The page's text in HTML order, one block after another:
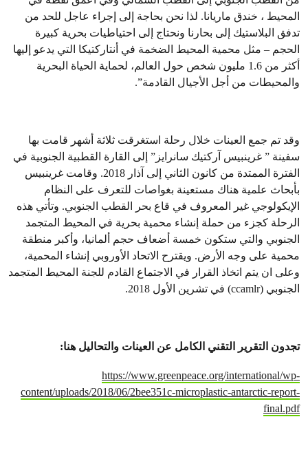
المحيط ، خندق ماريانا. لذا نحن بحاجة إلى إجراء عاجل للحد من
تدفق البلاستيك إلى بحارنا ونحتاج إلى احتياطيات بحرية كبيرة
الحجم – مثل محمية المحيط الضخمة في أنتاركتيكا التي يدعو إليها
أكثر من 1.6 مليون شخص حول العالم، لحماية الحياة البحرية
والمحيطات من أجل الأجيال القادمة”.
وقد تم جمع العينات خلال رحلة استغرقت ثلاثة أشهر قامت بها
سفينة ” غرينبيس آركتيك سانرايز” إلى القارة القطبية الجنوبية في
الفترة الممتدة من كانون الثاني إلى آذار 2018. وقامت غرينبيس
بأبحاث علمية هناك مستعينة بغواصات للتعرف على النظام
الإيكولوجي غير المعروف في قاع بحر القطب الجنوبي. وتأتي هذه
الرحلة كجزء من حملة إنشاء محمية بحرية في المحيط المتجمد
الجنوبي والتي ستكون خمسة أضعاف حجم ألمانيا، وأكبر منطقة
محمية على وجه الأرض. ويقترح الاتحاد الأوروبي إنشاء المحمية،
وعلى ان يتم اتخاذ القرار في الاجتماع القادم للجنة المحيط المتجمد
الجنوبي (ccamlr) في تشرين الأول 2018.
تجدون التقرير التقني الكامل عن العينات والتحاليل هنا:
https://www.greenpeace.org/international/wp-
content/uploads/2018/06/2bee351c-microplastic-antarctic-report-
final.pdf